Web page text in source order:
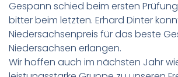
Gespann schied beim ersten
bitter beim letzten. Erhard Dinter
Niedersachsenpreis für das beste
Niedersachsen erlangen.
Wir hoffen auch im nächsten Jahr